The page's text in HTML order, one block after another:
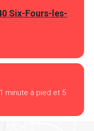
Six-Fours-les-
minute à pied et 5